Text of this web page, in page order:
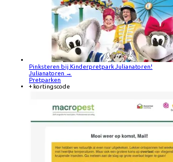
Pinksteren bij Kinderpretpark Julianatoren!
Julianatoren →
Pretparken
+ kortingscode